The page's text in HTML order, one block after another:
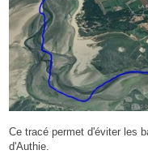
Ce tracé permet d'éviter les
d'Authie.